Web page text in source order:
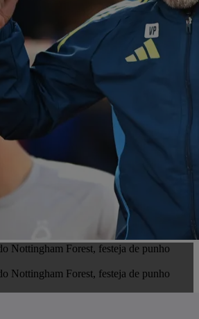
Nottingham Forest, festeja de punho
Nottingham Forest, festeja de punho